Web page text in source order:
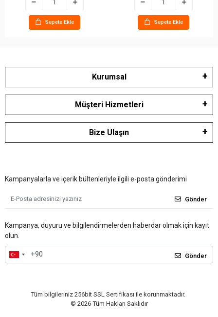
Sepete Ekle Sepete Ekle
Kurumsal
Müşteri Hizmetleri
Bize Ulaşın
Kampanyalarla ve içerik bültenleriyle ilgili e-posta gönderimi
Gönder
Kampanya, duyuru ve bilgilendirmelerden haberdar olmak için kayıt
olun.
Gönder
Tüm bilgileriniz 256bit SSL Sertifikası ile korunmaktadır.
© 2026 Tüm Hakları Saklıdır